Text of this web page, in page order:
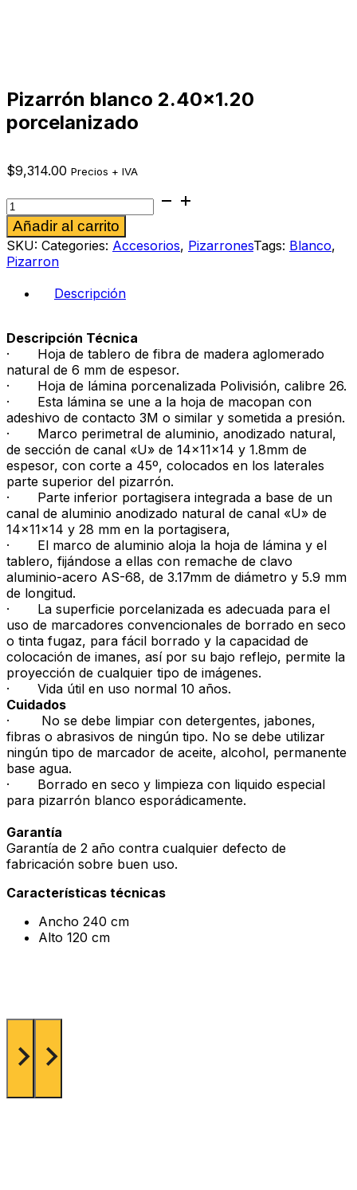
Pizarrón blanco 2.40×1.20
porcelanizado
$9,314.00 Precios + IVA
Pizarrón
blanco
2.40×1.20
porcelanizado
cantidad
Añadir al carrito
SKU: Categories: Accesorios, PizarronesTags: Blanco,
Pizarron
Descripción
Descripción Técnica
· Hoja de tablero de fibra de madera aglomerado
natural de 6 mm de espesor.
· Hoja de lámina porcenalizada Polivisión, calibre 26.
· Esta lámina se une a la hoja de macopan con
adeshivo de contacto 3M o similar y sometida a presión.
· Marco perimetral de aluminio, anodizado natural,
de sección de canal «U» de 14x11x14 y 1.8mm de
espesor, con corte a 45º, colocados en los laterales
parte superior del pizarrón.
· Parte inferior portagisera integrada a base de un
canal de aluminio anodizado natural de canal «U» de
14x11x14 y 28 mm en la portagisera,
· El marco de aluminio aloja la hoja de lámina y el
tablero, fijándose a ellas con remache de clavo
aluminio-acero AS-68, de 3.17mm de diámetro y 5.9 mm
de longitud.
· La superficie porcelanizada es adecuada para el
uso de marcadores convencionales de borrado en seco
o tinta fugaz, para fácil borrado y la capacidad de
colocación de imanes, así por su bajo reflejo, permite la
proyección de cualquier tipo de imágenes.
· Vida útil en uso normal 10 años.
Cuidados
· No se debe limpiar con detergentes, jabones,
fibras o abrasivos de ningún tipo. No se debe utilizar
ningún tipo de marcador de aceite, alcohol, permanente
base agua.
· Borrado en seco y limpieza con liquido especial
para pizarrón blanco esporádicamente.
Garantía
Garantía de 2 año contra cualquier defecto de
fabricación sobre buen uso.
Características técnicas
Ancho 240 cm
Alto 120 cm